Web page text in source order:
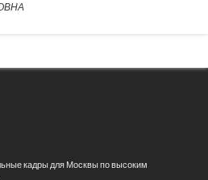
кадры для Москвы по высоким